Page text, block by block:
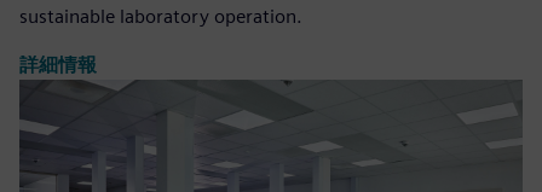
sustainable laboratory operation.
詳細情報